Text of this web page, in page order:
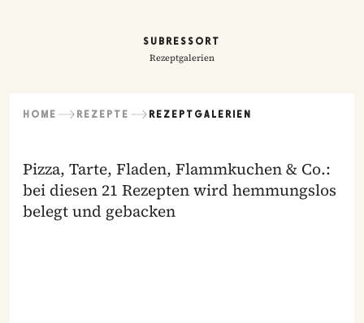
SUBRESSORT
Rezeptgalerien
HOME REZEPTE REZEPTGALERIEN
Pizza, Tarte, Fladen, Flammkuchen & Co.:
bei diesen 21 Rezepten wird hemmungslos
belegt und gebacken